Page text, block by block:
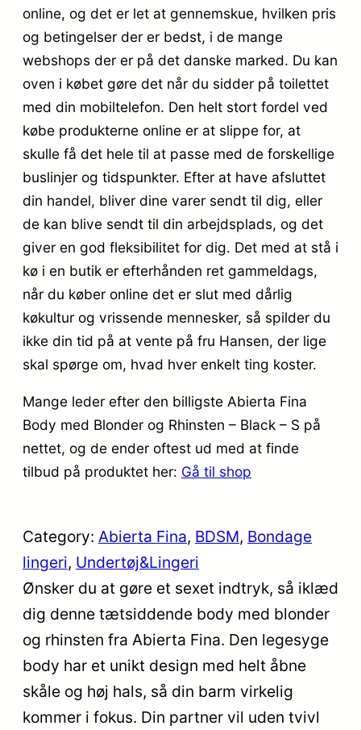
online, og det er let at gennemskue, hvilken pris
og betingelser der er bedst, i de mange
webshops der er på det danske marked. Du kan
oven i købet gøre det når du sidder på toilettet
med din mobiltelefon. Den helt stort fordel ved
købe produkterne online er at slippe for, at
skulle få det hele til at passe med de forskellige
buslinjer og tidspunkter. Efter at have afsluttet
din handel, bliver dine varer sendt til dig, eller
de kan blive sendt til din arbejdsplads, og det
giver en god fleksibilitet for dig. Det med at stå i
kø i en butik er efterhånden ret gammeldags,
når du køber online det er slut med dårlig
køkultur og vrissende mennesker, så spilder du
ikke din tid på at vente på fru Hansen, der lige
skal spørge om, hvad hver enkelt ting koster.
Mange leder efter den billigste Abierta Fina
Body med Blonder og Rhinsten – Black – S på
nettet, og de ender oftest ud med at finde
tilbud på produktet her: Gå til shop
Category: Abierta Fina, BDSM, Bondage
lingeri, Undertøj&Lingeri
Ønsker du at gøre et sexet indtryk, så iklæd
dig denne tætsiddende body med blonder
og rhinsten fra Abierta Fina. Den legesyge
body har et unikt design med helt åbne
skåle og høj hals, så din barm virkelig
kommer i fokus. Din partner vil uden tvivl